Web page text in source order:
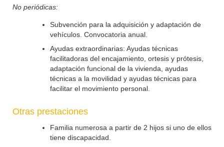
No periódicas:
Subvención para la adquisición y adaptación de
vehículos. Convocatoria anual.
Ayudas extraordinarias: Ayudas técnicas
facilitadoras del encajamiento, ortesis y prótesis,
adaptación funcional de la vivienda, ayudas
técnicas a la movilidad y ayudas técnicas para
facilitar el movimiento personal.
Otras prestaciones
Familia numerosa a partir de 2 hijos si uno de ellos
tiene discapacidad.